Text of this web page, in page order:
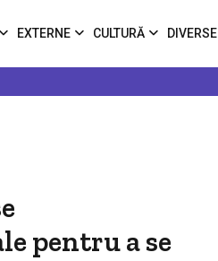
EXTERNE CULTURĂ DIVERSE
pentru a se